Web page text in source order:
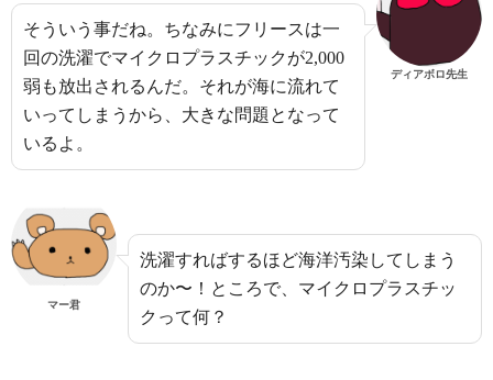
そういう事だね。ちなみにフリースは一
回の洗濯でマイクロプラスチックが2,000
弱も放出されるんだ。それが海に流れて
いってしまうから、大きな問題となって
いるよ。
ディアボロ先生
マー君
洗濯すればするほど海洋汚染してしまう
のか〜！ところで、マイクロプラスチッ
クって何？